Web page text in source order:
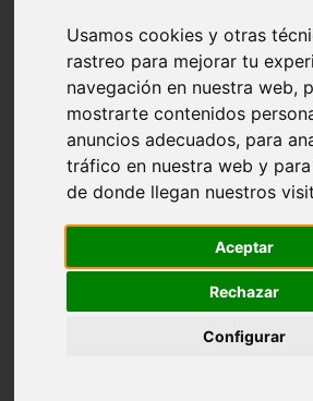
Usamos cookies y otras
rastreo para mejorar tu
navegación en nuestra web,
mostrarte contenidos
anuncios adecuados, para
tráfico en nuestra web y
de donde llegan nuestros
Aceptar
Rechazar
Configurar
Madrid - pozuelo-de-alarcón
Teruel - sarrión
Cádiz - algodonales
Illes-balears - inca
Madrid - madrid
Málaga - torremolinos
Asturias - oviedo
Cádiz - el-puerto-de-santa-maría
Asturias - aller
álava - vitoria-gasteiz
Zaragoza - zaragoza
Valencia - valencia